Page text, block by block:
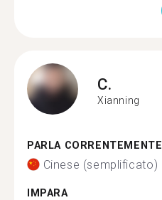
C.
Xianning
PARLA CORRENTEMENTE
Cinese (semplificato)
IMPARA